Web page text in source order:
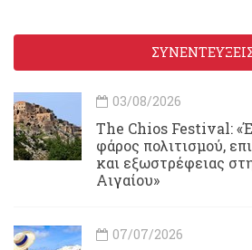
03/08/2026
Τhe Chios Festival:
φάρος πολιτισμού,
και εξωστρέφειας
Αιγαίου»
07/07/2026